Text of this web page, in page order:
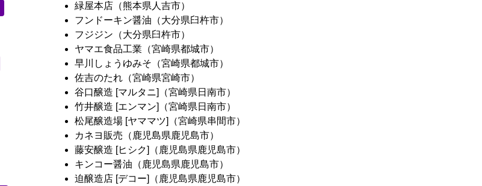
緑屋本店（熊本県人吉市）
フンドーキン醤油（大分県臼杵市）
フジジン（大分県臼杵市）
ヤマエ食品工業（宮崎県都城市）
早川しょうゆみそ（宮崎県都城市）
佐吉のたれ（宮崎県宮崎市）
谷口醸造 [マルタニ]（宮崎県日南市）
竹井醸造 [エンマン]（宮崎県日南市）
松尾醸造場 [ヤママツ]（宮崎県串間市）
カネヨ販売（鹿児島県鹿児島市）
藤安醸造 [ヒシク]（鹿児島県鹿児島市）
キンコー醤油（鹿児島県鹿児島市）
迫醸造店 [デコー]（鹿児島県鹿児島市）